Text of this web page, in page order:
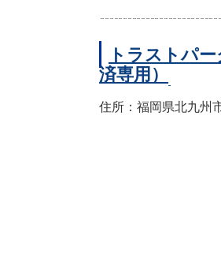
トラストパ
済専用）
住所：福岡県北九州